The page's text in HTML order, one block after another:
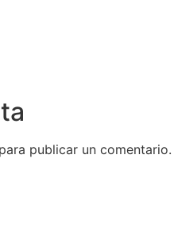
para publicar un comentario.